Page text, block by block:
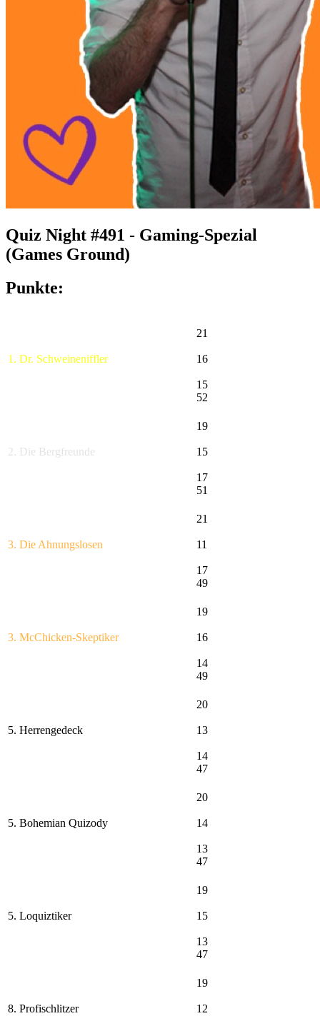
Quiz Night #491 - Gaming-Spezial
(Games Ground)
Punkte:
1. Dr. Schweineniffler
21
16
15
52
2. Die Bergfreunde
19
15
17
51
3. Die Ahnungslosen
21
11
17
49
3. McChicken-Skeptiker
19
16
14
49
5. Herrengedeck
20
13
14
47
5. Bohemian Quizody
20
14
13
47
5. Loquiztiker
19
15
13
47
8. Profischlitzer
19
12